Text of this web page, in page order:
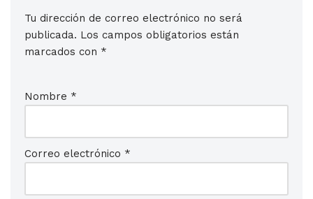
Tu dirección de correo electrónico no será
publicada. Los campos obligatorios están
marcados con *
Nombre *
Correo electrónico *